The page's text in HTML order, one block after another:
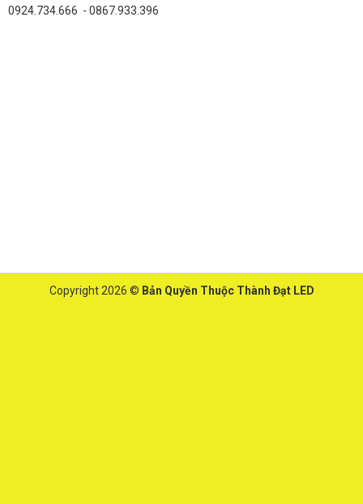
0924.734.666 - 0867.933.396
Copyright 2026 © Bản Quyền Thuộc Thành Đạt LED